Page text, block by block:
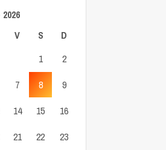
V S D
1
2
7 8
9
14 15
16
21 22
23